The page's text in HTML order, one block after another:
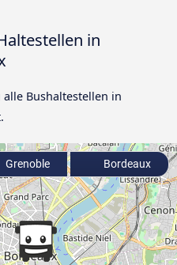
in
Bushaltestellen in
Grenoble Bordeaux